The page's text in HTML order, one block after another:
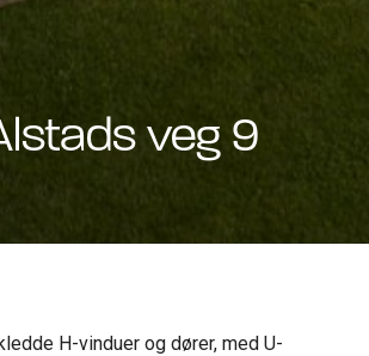
veg 9
H-vinduer og dører, med U-